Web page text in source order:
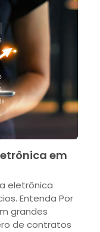
em
eletrônica
Entenda Por
grandes
de contratos